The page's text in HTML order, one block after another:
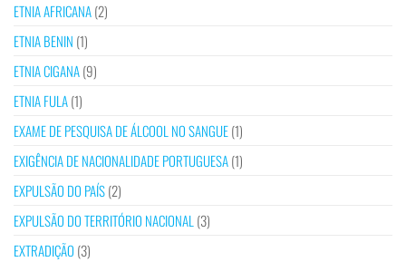
ETNIA AFRICANA(2)
ETNIA BENIN (1)
ETNIA CIGANA(9)
ETNIA FULA(1)
EXAME DE PESQUISA DE ÁLCOOL NO SANGUE(1)
EXIGÊNCIA DE NACIONALIDADE PORTUGUESA(1)
EXPULSÃO DO PAÍS(2)
EXPULSÃO DO TERRITÓRIO NACIONAL (3)
EXTRADIÇÃO (3)